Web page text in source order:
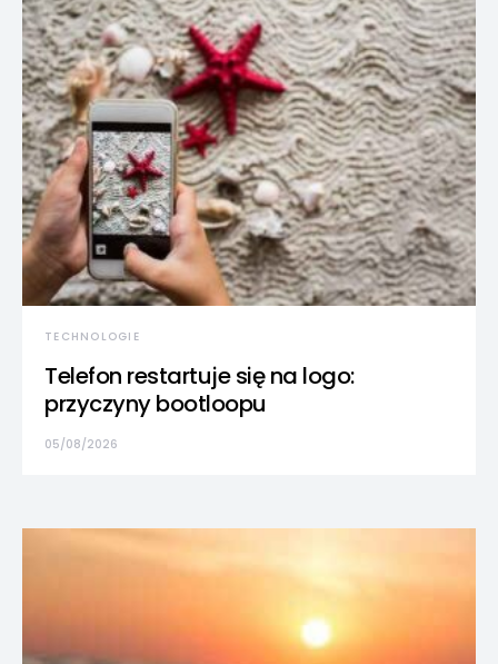
TECHNOLOGIE
Telefon restartuje się na logo:
przyczyny bootloopu
05/08/2026